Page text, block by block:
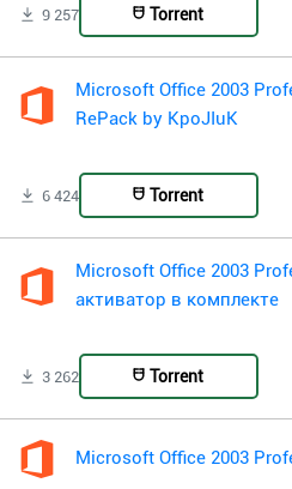
9 257 Torrent
Microsoft Office 2003
RePack by KpoJIuK
6 424 Torrent
Microsoft Office 2003
активатор в комплекте
3 262 Torrent
Microsoft Office 2003